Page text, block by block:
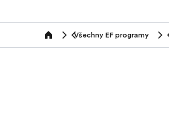
home Všechny EF programy